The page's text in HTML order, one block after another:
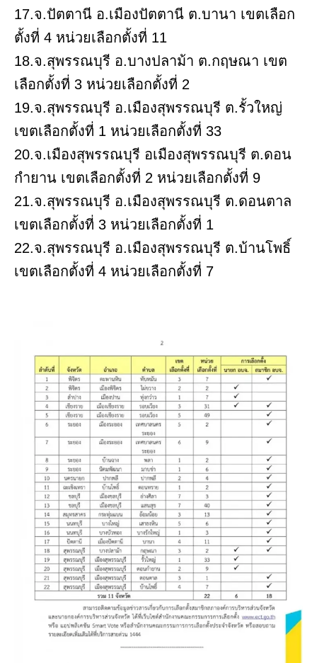
17.จ.ปัตตานี อ.เมืองปัตตานี ต.บานา เขตเลือก
ตั้งที่ 4 หน่วยเลือกตั้งที่ 11
18.จ.สุพรรณบุรี อ.บางปลาม้า ต.กฤษณา เขต
เลือกตั้งที่ 3 หน่วยเลือกตั้งที่ 2
19.จ.สุพรรณบุรี อ.เมืองสุพรรณบุรี ต.รั้วใหญ่
เขตเลือกตั้งที่ 1 หน่วยเลือกตั้งที่ 33
20.จ.เมืองสุพรรณบุรี อเมืองสุพรรณบุรี ต.ดอน
กำยาน เขตเลือกตั้งที่ 2 หน่วยเลือกตั้งที่ 9
21.จ.สุพรรณบุรี อ.เมืองสุพรรณบุรี ต.ดอนตาล
เขตเลือกตั้งที่ 3 หน่วยเลือกตั้งที่ 1
22.จ.สุพรรณบุรี อ.เมืองสุพรรณบุรี ต.บ้านโพธิ์
เขตเลือกตั้งที่ 4 หน่วยเลือกตั้งที่ 7